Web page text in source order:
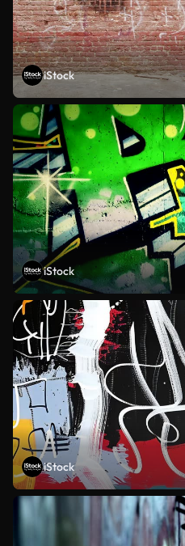
iStock
iStock
iStock